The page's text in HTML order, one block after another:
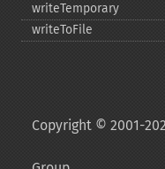
writeTemporary
writeToFile
Copyright © 2001-